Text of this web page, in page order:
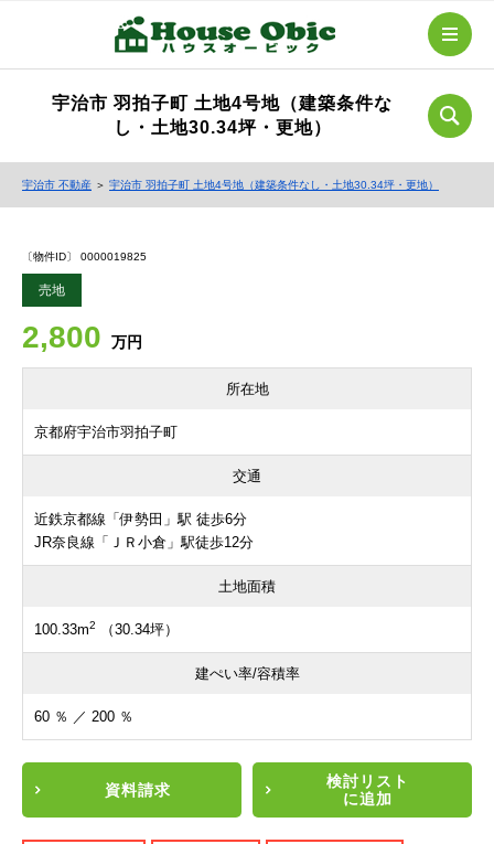
宇治市 羽拍子町 土地4号地（建築条件な
し・土地30.34坪・更地）
宇治市 不動産 ＞ 宇治市 羽拍子町 土地4号地（建築条件なし・土地30.34坪・更地）
〔物件ID〕 0000019825
売地
2,800 万円
所在地
京都府宇治市羽拍子町
交通
近鉄京都線「伊勢田」駅 徒歩6分
JR奈良線「ＪＲ小倉」駅徒歩12分
土地面積
100.33m2 （30.34坪）
建ぺい率/容積率
60 ％ ／ 200 ％
資料請求
検討リスト
に追加